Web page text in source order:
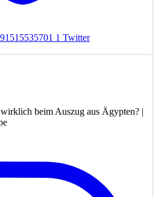
1 Twitter
beim Auszug aus Ägypten? |